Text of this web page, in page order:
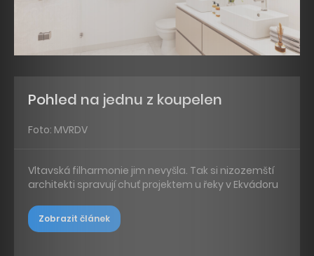
Pohled na jednu z koupelen
Foto: MVRDV
Vltavská filharmonie jim nevyšla. Tak si nizozemští
architekti spravují chuť projektem u řeky v Ekvádoru
Zobrazit článek